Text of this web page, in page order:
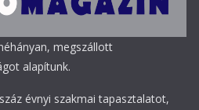
megszállott
alapítunk.
évnyi szakmai tapasztalatot,